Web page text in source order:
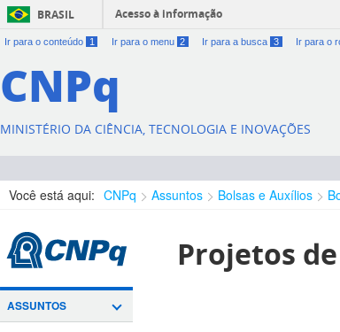
BRASIL Acesso à informação
Ir para o conteúdo 1 Ir para o menu 2 Ir para a busca 3 Ir para o
CNPq
MINISTÉRIO DA CIÊNCIA, TECNOLOGIA E INOVAÇÕES
Você está aqui: CNPq Assuntos Bolsas e Auxílios
ASSUNTOS
Projetos